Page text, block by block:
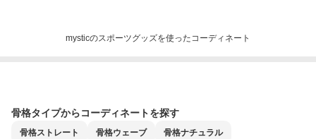
mysticのスポーツグッズを使ったコーディネート
骨格タイプからコーディネートを探す
骨格ストレート 骨格ウェーブ 骨格ナチュラル